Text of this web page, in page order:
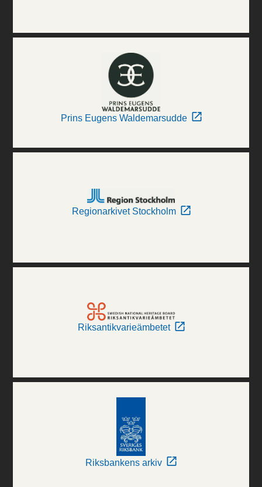
Prins Eugens Waldemarsudde
Regionarkivet Stockholm
Riksantikvarieämbetet
Riksbankens arkiv